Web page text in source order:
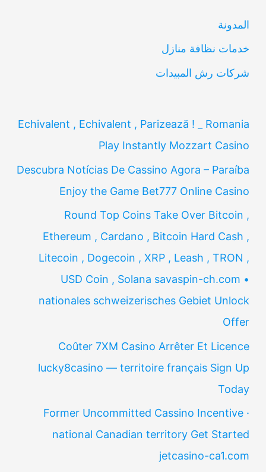
المدونة
خدمات نظافة منازل
شركات رش المبيدات
Echivalent , Echivalent , Parizează ! _ Romania
Play Instantly Mozzart Casino
Descubra Notícias De Cassino Agora – Paraíba
Enjoy the Game Bet777 Online Casino
Round Top Coins Take Over Bitcoin ,
Ethereum , Cardano , Bitcoin Hard Cash ,
Litecoin , Dogecoin , XRP , Leash , TRON ,
USD Coin , Solana savaspin-ch.com •
nationales schweizerisches Gebiet Unlock
Offer
Coûter 7XM Casino Arrêter Et Licence
lucky8casino — territoire français Sign Up
Today
Former Uncommitted Cassino Incentive ·
national Canadian territory Get Started
jetcasino-ca1.com